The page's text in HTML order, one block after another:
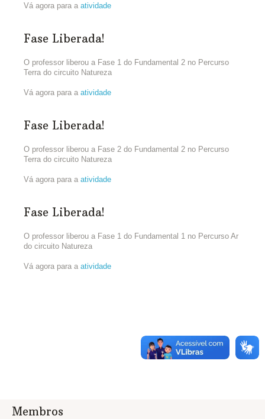
Vá agora para a atividade
Fase Liberada!
O professor liberou a Fase 1 do Fundamental 2 no Percurso
Terra do circuito Natureza
Vá agora para a atividade
Fase Liberada!
O professor liberou a Fase 2 do Fundamental 2 no Percurso
Terra do circuito Natureza
Vá agora para a atividade
Fase Liberada!
O professor liberou a Fase 1 do Fundamental 1 no Percurso Ar
do circuito Natureza
Vá agora para a atividade
Membros